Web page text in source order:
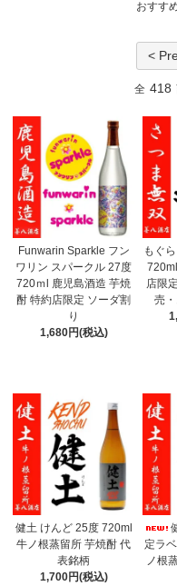
おすす
<
全 418
Funwarin Sparkle フン
ワリン スパークル 27度
720ｍl 鹿児島酒造 芋焼
酎 特約店限定 ソーダ割
り
1,680円(税込)
もぐ
店限
売・
健土 けんど 25度 720ml
牛ノ根蒸留所 芋焼酎 代
表銘柄
1,700円(税込)
定ラ
ノ根